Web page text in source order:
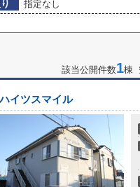
指定なし
該当公開件数1棟
ハイツスマイル